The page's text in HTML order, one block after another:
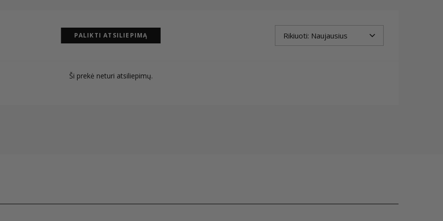
PALIKTI ATSILIEPIMĄ
Ši prekė neturi atsiliepimų.